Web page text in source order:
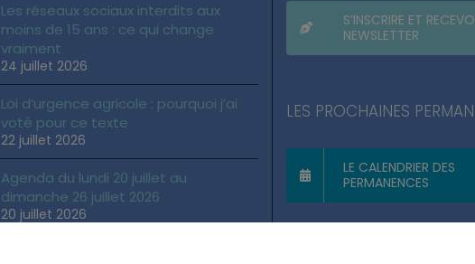
Les réseaux sociaux interdits aux
moins de 15 ans : ce qui change
vraiment
24 juillet 2026
Loi d’urgence agricole : pourquoi j’ai
voté pour ce texte
22 juillet 2026
Agenda du lundi 20 juillet au
dimanche 26 juillet 2026
20 juillet 2026
S’INSCRIRE ET
NEWSLETTER
LES PROCHAINES
LE CALENDRIER DES
PERMANENCES